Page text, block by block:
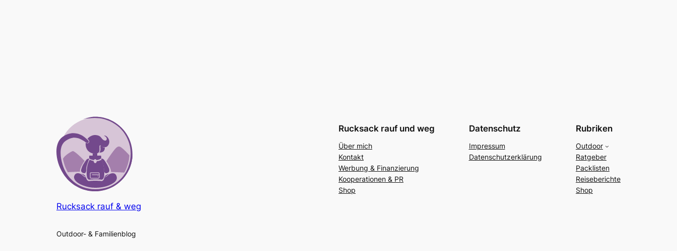
Rucksack rauf & weg
Outdoor- & Familienblog
Rucksack rauf und weg
Über mich
Kontakt
Werbung & Finanzierung
Kooperationen & PR
Shop
Datenschutz
Impressum
Datenschutzerklärung
Rubriken
Outdoor
Ratgeber
Packlisten
Reiseberichte
Shop